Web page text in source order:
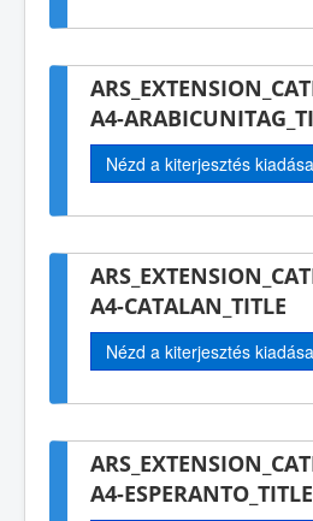
A4-
Nézd a kiterjesztés
A4-CATALAN_TITLE
Nézd a kiterjesztés
A4-ESPERANTO_TITLE